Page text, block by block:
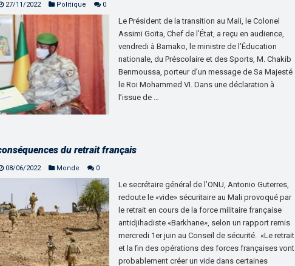
27/11/2022 Politique 0
Le Président de la transition au Mali, le Colonel
Assimi Goïta, Chef de l’État, a reçu en audience,
vendredi à Bamako, le ministre de l’Éducation
nationale, du Préscolaire et des Sports, M. Chakib
Benmoussa, porteur d’un message de Sa Majesté
le Roi Mohammed VI. Dans une déclaration à
l’issue de …
du retrait français
08/06/2022 Monde 0
Le secrétaire général de l’ONU, Antonio Guterres,
redoute le «vide» sécuritaire au Mali provoqué par
le retrait en cours de la force militaire française
antidjihadiste «Barkhane», selon un rapport remis
mercredi 1er juin au Conseil de sécurité. «Le retrait
et la fin des opérations des forces françaises vont
probablement créer un vide dans certaines